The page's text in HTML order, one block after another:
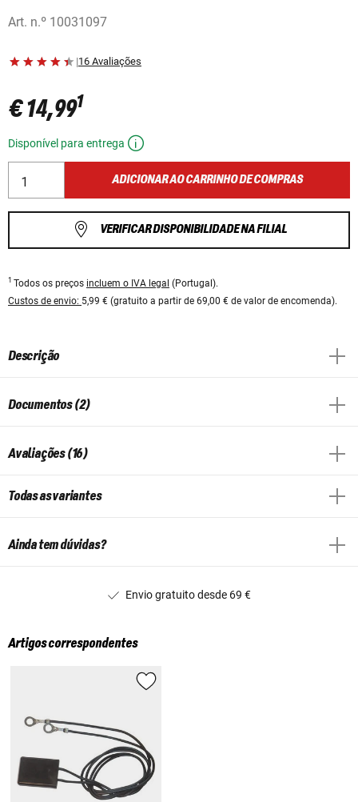
Art. n.º 10031097
|16 Avaliações
€ 14,991
Disponível para entrega
ADICIONAR AO CARRINHO DE COMPRAS
VERIFICAR DISPONIBILIDADE NA FILIAL
1 Todos os preços incluem o IVA legal (Portugal).
Custos de envio: 5,99 € (gratuito a partir de 69,00 € de valor de encomenda).
Descrição
Documentos (2)
Avaliações (16)
Todas as variantes
Ainda tem dúvidas?
Envio gratuito desde 69 €
Artigos correspondentes